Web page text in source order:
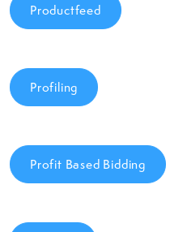
Productfeed
Profiling
Profit Based Bidding